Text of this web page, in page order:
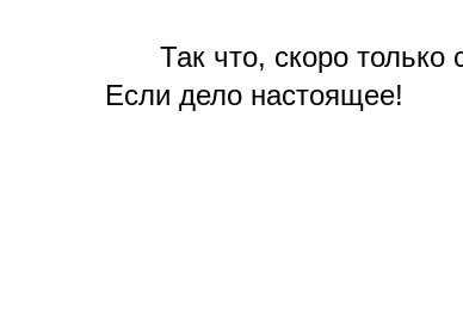
Так что, скоро только
Если дело настоящее!